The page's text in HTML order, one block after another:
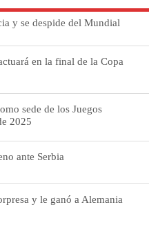
y se despide del Mundial
en la final de la Copa
sede de los Juegos
2025
ante Serbia
y le ganó a Alemania